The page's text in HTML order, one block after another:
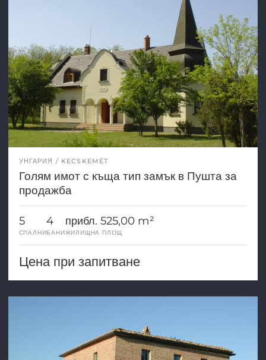
УНГАРИЯ KECSKEMÉT
Голям имот с къща тип замък в Пушта за
продажба
5
СПАЛНИ
4
БАНИ
прибл. 525,00 m²
ЖИЛИЩНА ПЛОЩ
Цена при запитване